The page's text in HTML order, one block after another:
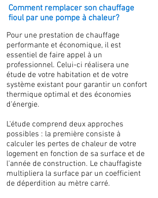
Comment remplacer son chauffage
fioul par une pompe à chaleur?
Pour une prestation de chauffage
performante et économique, il est
essentiel de faire appel à un
professionnel. Celui-ci réalisera une
étude de votre habitation et de votre
système existant pour garantir un confort
thermique optimal et des économies
d'énergie.
L'étude comprend deux approches
possibles : la première consiste à
calculer les pertes de chaleur de votre
logement en fonction de sa surface et de
l'année de construction. Le chauffagiste
multipliera la surface par un coefficient
de déperdition au mètre carré.